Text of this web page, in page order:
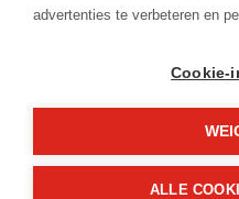
059 500 600
© 2026 - Agence Vermeersch -
advertenties te verbeteren en
Cookie-
ALLE